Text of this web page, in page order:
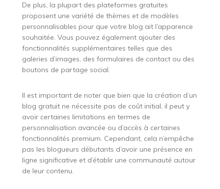
De plus, la plupart des plateformes gratuites
proposent une variété de thèmes et de modèles
personnalisables pour que votre blog ait l’apparence
souhaitée. Vous pouvez également ajouter des
fonctionnalités supplémentaires telles que des
galeries d’images, des formulaires de contact ou des
boutons de partage social.
Il est important de noter que bien que la création d’un
blog gratuit ne nécessite pas de coût initial, il peut y
avoir certaines limitations en termes de
personnalisation avancée ou d’accès à certaines
fonctionnalités premium. Cependant, cela n’empêche
pas les blogueurs débutants d’avoir une présence en
ligne significative et d’établir une communauté autour
de leur contenu.